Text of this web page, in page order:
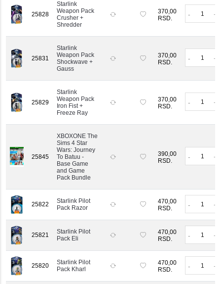
25828
Starlink
Weapon Pack
Crusher +
Shredder
370,00
RSD.
- +
25831
Starlink
Weapon Pack
Shockwave +
Gauss
370,00
RSD.
- +
25829
Starlink
Weapon Pack
Iron Fist +
Freeze Ray
370,00
RSD.
- +
25845
XBOXONE The
Sims 4 Star
Wars: Journey
To Batuu -
Base Game
and Game
Pack Bundle
390,00
RSD.
- +
25822
Starlink Pilot
Pack Razor
470,00
RSD.
- +
25821
Starlink Pilot
Pack Eli
470,00
RSD.
- +
25820
Starlink Pilot
Pack Kharl
470,00
RSD.
- +